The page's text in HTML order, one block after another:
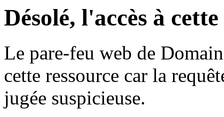
Désolé, l'accès à
Le pare-feu web de
cette ressource car la
jugée suspicieuse.